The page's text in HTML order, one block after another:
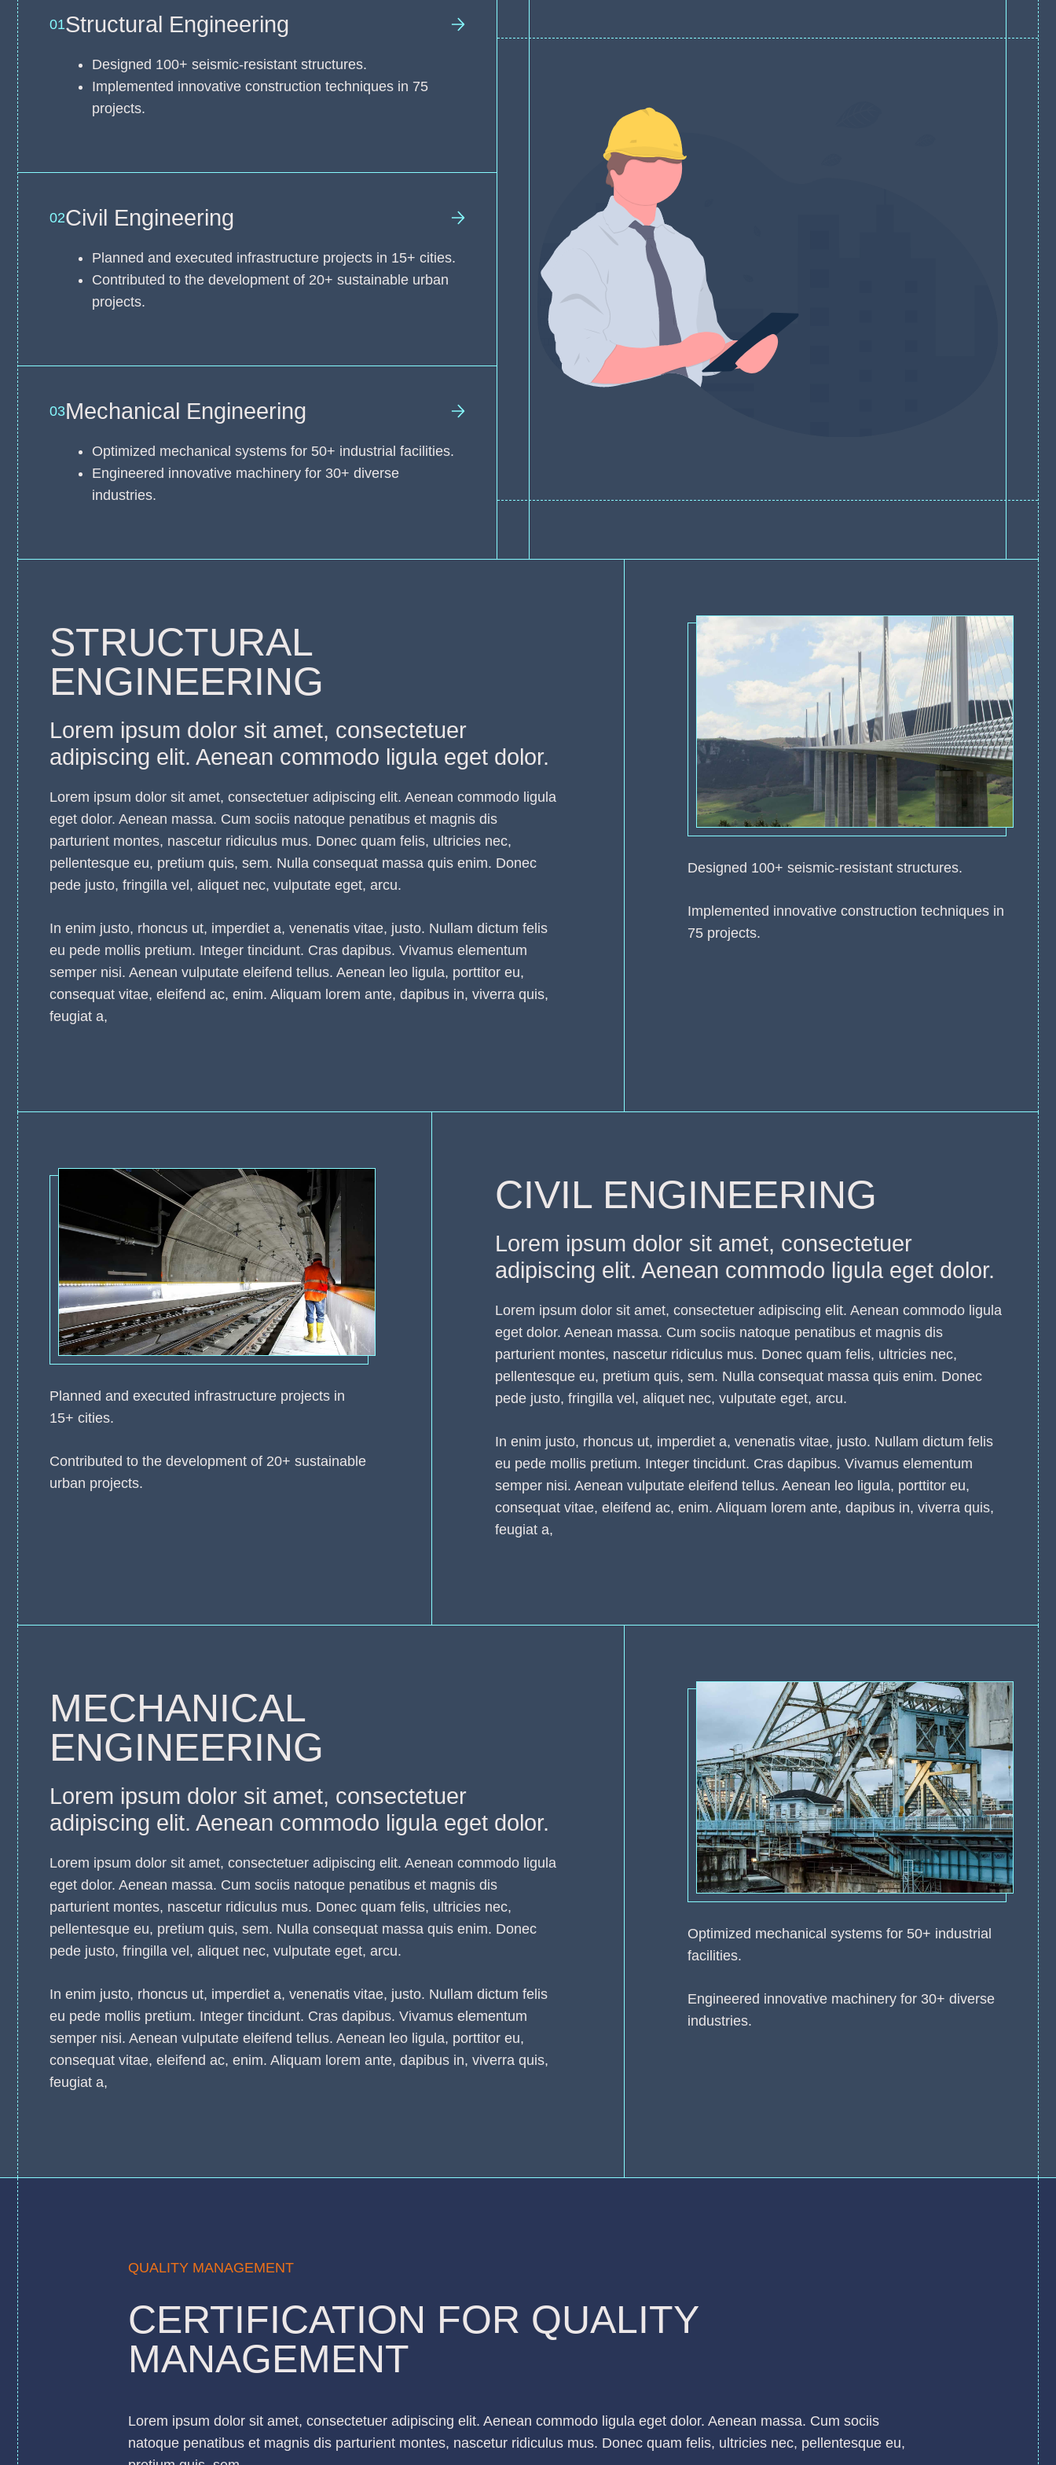
01Structural Engineering
Designed 100+ seismic-resistant structures.
Implemented innovative construction techniques in 75
projects.
02Civil Engineering
Planned and executed infrastructure projects in 15+ cities.
Contributed to the development of 20+ sustainable urban
projects.
03Mechanical Engineering
Optimized mechanical systems for 50+ industrial facilities.
Engineered innovative machinery for 30+ diverse
industries.
STRUCTURAL
ENGINEERING
Lorem ipsum dolor sit amet, consectetuer
adipiscing elit. Aenean commodo ligula eget dolor.
Lorem ipsum dolor sit amet, consectetuer adipiscing elit. Aenean commodo ligula
eget dolor. Aenean massa. Cum sociis natoque penatibus et magnis dis
parturient montes, nascetur ridiculus mus. Donec quam felis, ultricies nec,
pellentesque eu, pretium quis, sem. Nulla consequat massa quis enim. Donec
pede justo, fringilla vel, aliquet nec, vulputate eget, arcu.
In enim justo, rhoncus ut, imperdiet a, venenatis vitae, justo. Nullam dictum felis
eu pede mollis pretium. Integer tincidunt. Cras dapibus. Vivamus elementum
semper nisi. Aenean vulputate eleifend tellus. Aenean leo ligula, porttitor eu,
consequat vitae, eleifend ac, enim. Aliquam lorem ante, dapibus in, viverra quis,
feugiat a,
Designed 100+ seismic-resistant structures.
Implemented innovative construction techniques in
75 projects.
Planned and executed infrastructure projects in
15+ cities.
Contributed to the development of 20+ sustainable
urban projects.
CIVIL ENGINEERING
Lorem ipsum dolor sit amet, consectetuer
adipiscing elit. Aenean commodo ligula eget dolor.
Lorem ipsum dolor sit amet, consectetuer adipiscing elit. Aenean commodo ligula
eget dolor. Aenean massa. Cum sociis natoque penatibus et magnis dis
parturient montes, nascetur ridiculus mus. Donec quam felis, ultricies nec,
pellentesque eu, pretium quis, sem. Nulla consequat massa quis enim. Donec
pede justo, fringilla vel, aliquet nec, vulputate eget, arcu.
In enim justo, rhoncus ut, imperdiet a, venenatis vitae, justo. Nullam dictum felis
eu pede mollis pretium. Integer tincidunt. Cras dapibus. Vivamus elementum
semper nisi. Aenean vulputate eleifend tellus. Aenean leo ligula, porttitor eu,
consequat vitae, eleifend ac, enim. Aliquam lorem ante, dapibus in, viverra quis,
feugiat a,
MECHANICAL
ENGINEERING
Lorem ipsum dolor sit amet, consectetuer
adipiscing elit. Aenean commodo ligula eget dolor.
Lorem ipsum dolor sit amet, consectetuer adipiscing elit. Aenean commodo ligula
eget dolor. Aenean massa. Cum sociis natoque penatibus et magnis dis
parturient montes, nascetur ridiculus mus. Donec quam felis, ultricies nec,
pellentesque eu, pretium quis, sem. Nulla consequat massa quis enim. Donec
pede justo, fringilla vel, aliquet nec, vulputate eget, arcu.
In enim justo, rhoncus ut, imperdiet a, venenatis vitae, justo. Nullam dictum felis
eu pede mollis pretium. Integer tincidunt. Cras dapibus. Vivamus elementum
semper nisi. Aenean vulputate eleifend tellus. Aenean leo ligula, porttitor eu,
consequat vitae, eleifend ac, enim. Aliquam lorem ante, dapibus in, viverra quis,
feugiat a,
Optimized mechanical systems for 50+ industrial
facilities.
Engineered innovative machinery for 30+ diverse
industries.
QUALITY MANAGEMENT
CERTIFICATION FOR QUALITY
MANAGEMENT
Lorem ipsum dolor sit amet, consectetuer adipiscing elit. Aenean commodo ligula eget dolor. Aenean massa. Cum sociis
natoque penatibus et magnis dis parturient montes, nascetur ridiculus mus. Donec quam felis, ultricies nec, pellentesque eu,